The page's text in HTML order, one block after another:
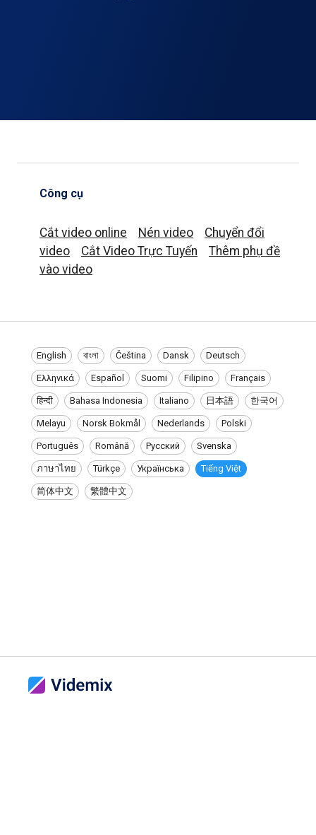
Công cụ
Cắt video online Nén video
Chuyển đổi
video
Cắt Video Trực Tuyến
Thêm phụ đề
vào video
English বাংলা Čeština Dansk Deutsch
Ελληνικά Español Suomi Filipino Français
हिन्दी Bahasa Indonesia Italiano 日本語 한국어
Melayu Norsk Bokmål Nederlands Polski
Português Română Русский Svenska
ภาษาไทย Türkçe Українська Tiếng Việt
简体中文 繁體中文